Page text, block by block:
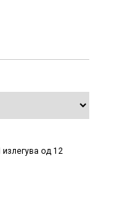
излегува од 12